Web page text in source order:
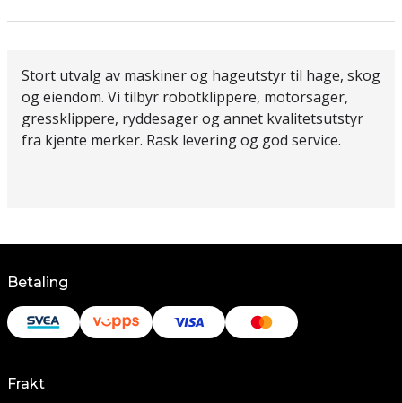
Stort utvalg av maskiner og hageutstyr til hage, skog
og eiendom. Vi tilbyr robotklippere, motorsager,
gressklippere, ryddesager og annet kvalitetsutstyr
fra kjente merker. Rask levering og god service.
Betaling
Frakt